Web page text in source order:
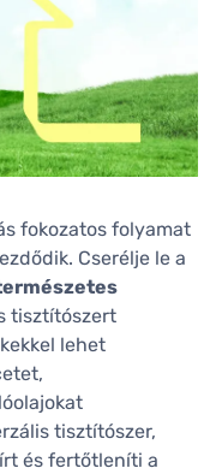
fokozatos folyamat
Cserélje le a
tisztítószert
lehet
tisztítószer,
és fertőtleníti a